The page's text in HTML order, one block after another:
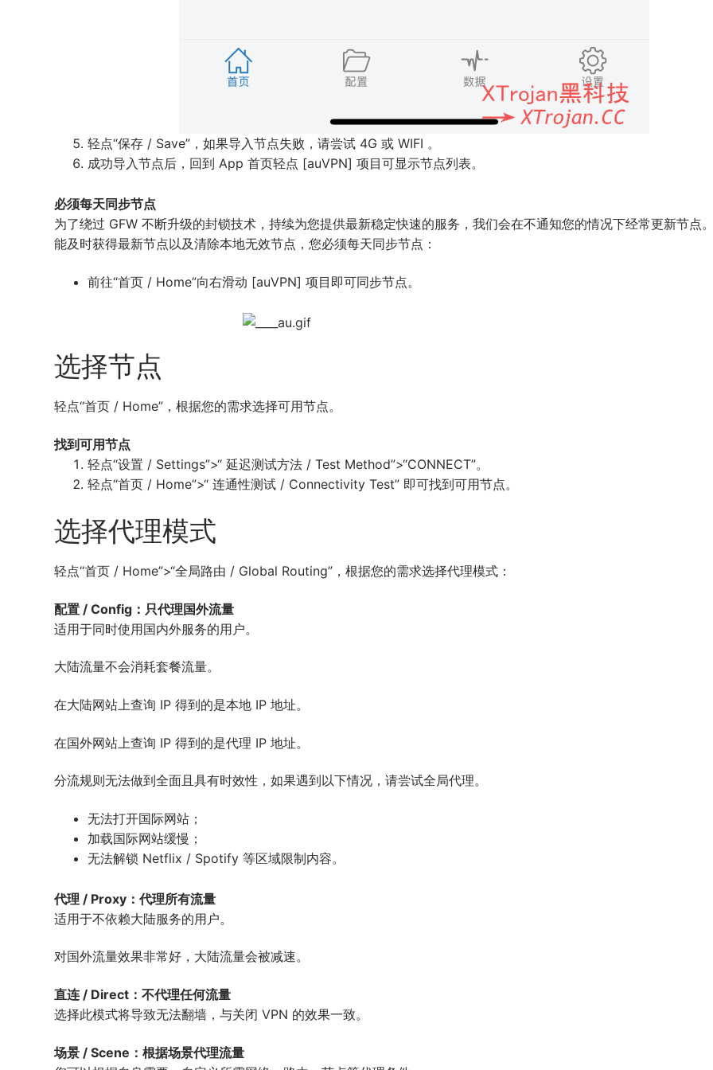
轻点“保存 / Save”，如果导入节点失败，请尝试 4G 或 WIFI 。
成功导入节点后，回到 App 首页轻点 [auVPN] 项目可显示节点列表。
必须每天同步节点
为了绕过 GFW 不断升级的封锁技术，持续为您提供最新稳定快速的服务，我们会在不通知您的情况下经常更新节点
能及时获得最新节点以及清除本地无效节点，您必须每天同步节点：
前往“首页 / Home”向右滑动 [auVPN] 项目即可同步节点。
选择节点
轻点“首页 / Home”，根据您的需求选择可用节点。
找到可用节点
轻点“设置 / Settings”>“ 延迟测试方法 / Test Method”>“CONNECT”。
轻点“首页 / Home”>“ 连通性测试 / Connectivity Test” 即可找到可用节点。
选择代理模式
轻点“首页 / Home”>“全局路由 / Global Routing”，根据您的需求选择代理模式：
配置 / Config：只代理国外流量
适用于同时使用国内外服务的用户。
大陆流量不会消耗套餐流量。
在大陆网站上查询 IP 得到的是本地 IP 地址。
在国外网站上查询 IP 得到的是代理 IP 地址。
分流规则无法做到全面且具有时效性，如果遇到以下情况，请尝试全局代理。
无法打开国际网站；
加载国际网站缓慢；
无法解锁 Netflix / Spotify 等区域限制内容。
代理 / Proxy：代理所有流量
适用于不依赖大陆服务的用户。
对国外流量效果非常好，大陆流量会被减速。
直连 / Direct：不代理任何流量
选择此模式将导致无法翻墙，与关闭 VPN 的效果一致。
场景 / Scene：根据场景代理流量